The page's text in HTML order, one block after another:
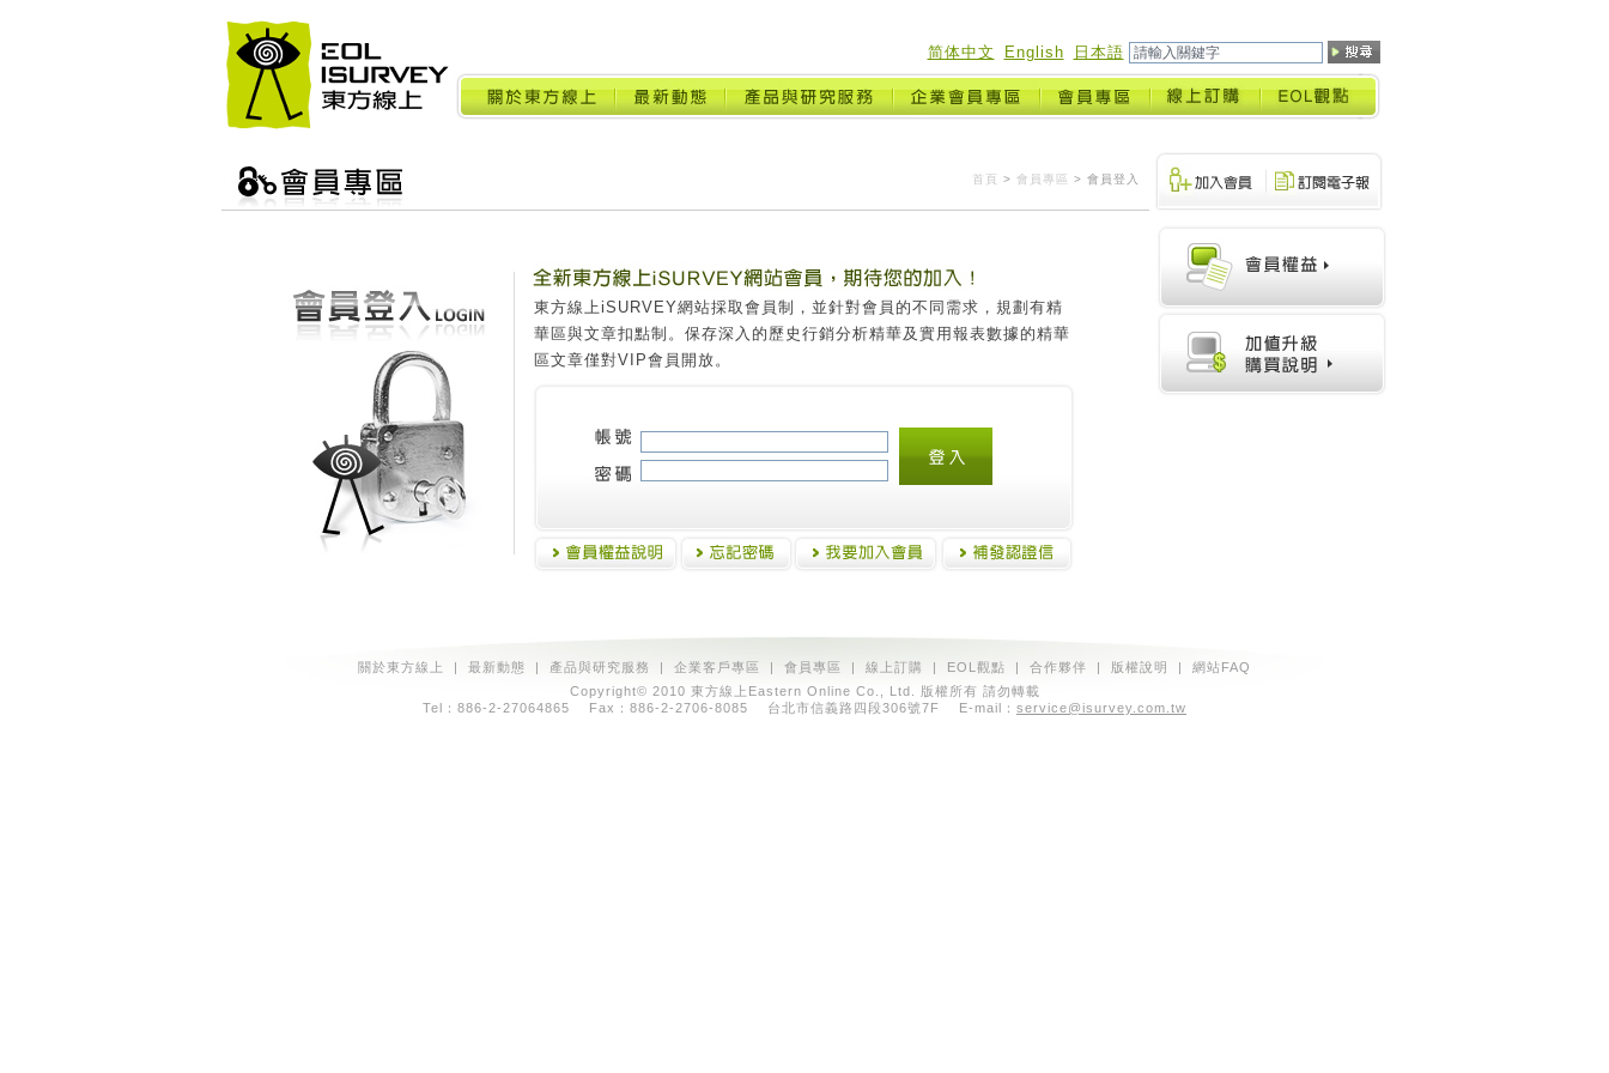
简体中文 English 日本語
首頁 > 會員專區 > 會員登入
東方線上iSURVEY網站採取會員制，並針對會員的不同需求，規劃有精
華區與文章扣點制。保存深入的歷史行銷分析精華及實用報表數據的精華
區文章僅對VIP會員開放。
關於東方線上 | 最新動態 | 產品與研究服務 | 企業客戶專區 | 會員專區 | 線上訂購 | EOL觀點 | 合作夥伴 | 版權說明 | 網站FAQ
Copyright© 2010 東方線上Eastern Online Co., Ltd. 版權所有 請勿轉載
Tel：886-2-27064865 Fax：886-2-2706-8085 台北市信義路四段306號7F E-mail： service@isurvey.com.tw